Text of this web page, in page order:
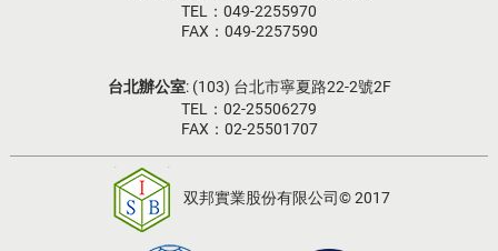
TEL：049-2255970
FAX：049-2257590
台北辦公室: (103) 台北市寧夏路22-2號2F
TEL：02-25506279
FAX：02-25501707
双邦實業股份有限公司© 2017